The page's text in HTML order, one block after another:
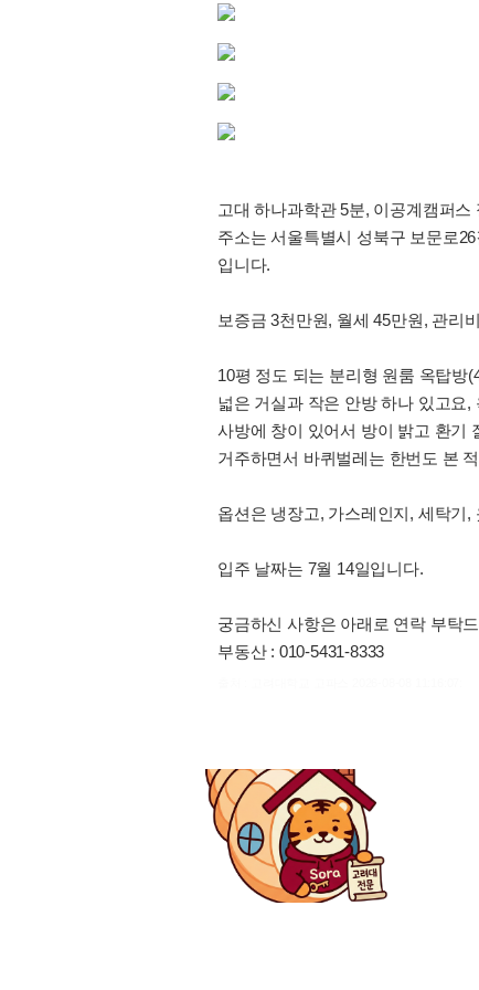
고대 하나과학관 5분, 이공계캠퍼
주소는 서울특별시 성북구 보문로26
입니다.
보증금 3천만원, 월세 45만원, 관리
10평 정도 되는 분리형 원룸 옥탑방
넓은 거실과 작은 안방 하나 있고요,
사방에 창이 있어서 방이 밝고 환기
거주하면서 바퀴벌레는 한번도 본
옵션은 냉장고, 가스레인지, 세탁기
입주 날짜는 7월 14일입니다.
궁금하신 사항은 아래로 연락 부탁
부동산 : 010-5431-8333